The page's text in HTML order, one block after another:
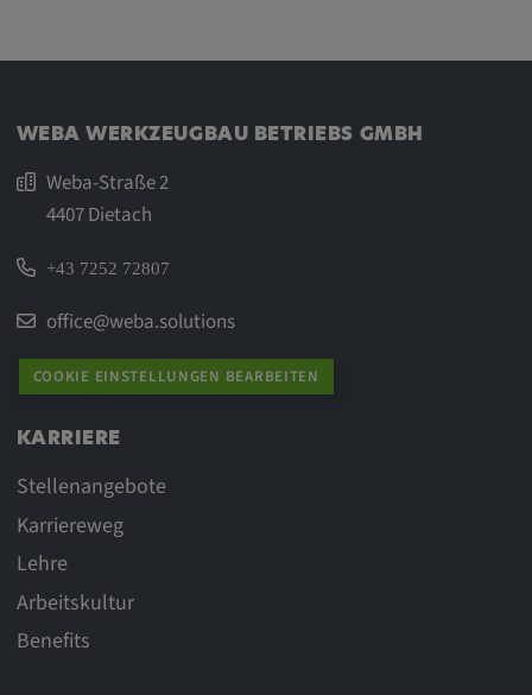
WEBA WERKZEUGBAU BETRIEBS GMBH
Weba-Straße 2
4407 Dietach
+43 7252 72807
office@weba.solutions
COOKIE EINSTELLUNGEN BEARBEITEN
KARRIERE
Stellenangebote
Karriereweg
Lehre
Arbeitskultur
Benefits